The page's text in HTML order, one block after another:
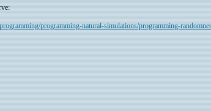
programming-natural-simulations/programming-